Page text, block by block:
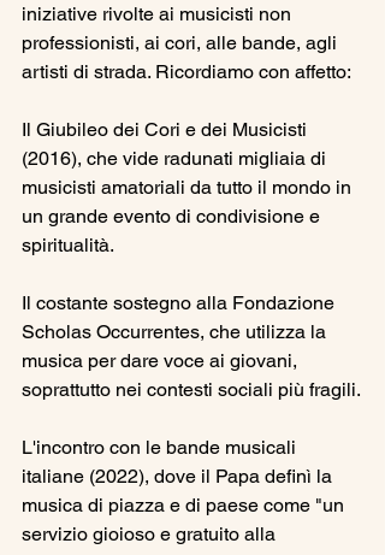
iniziative rivolte ai musicisti non
professionisti, ai cori, alle bande, agli
artisti di strada. Ricordiamo con affetto:
Il Giubileo dei Cori e dei Musicisti
(2016), che vide radunati migliaia di
musicisti amatoriali da tutto il mondo in
un grande evento di condivisione e
spiritualità.
Il costante sostegno alla Fondazione
Scholas Occurrentes, che utilizza la
musica per dare voce ai giovani,
soprattutto nei contesti sociali più fragili.
L'incontro con le bande musicali
italiane (2022), dove il Papa definì la
musica di piazza e di paese come "un
servizio gioioso e gratuito alla